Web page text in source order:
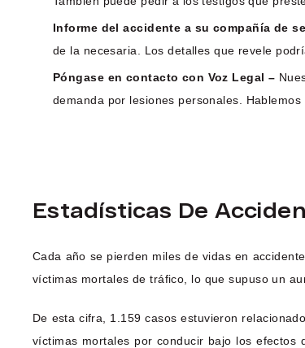
Informe del accidente a su compañía de
de la necesaria. Los detalles que revele
Póngase en contacto con Voz Legal –
demanda por lesiones personales.
Estadísticas De
Cada año se pierden miles de vidas en
víctimas mortales de tráfico, lo que supuso un
De esta cifra, 1.159 casos estuvieron
víctimas mortales por conducir bajo los